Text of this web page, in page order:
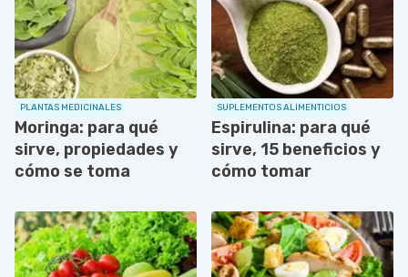
PLANTAS MEDICINALES
Moringa: para qué
sirve, propiedades y
cómo se toma
SUPLEMENTOS ALIMENTICIOS
Espirulina: para qué
sirve, 15 beneficios y
cómo tomar